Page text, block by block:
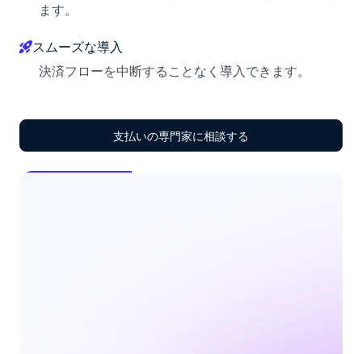
ます。
スムーズな導入
決済フローを中断することなく導入できます。
支払いの専門家に相談する